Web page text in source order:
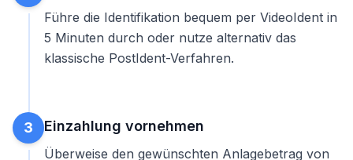
Führe die Identifikation bequem per VideoIdent in
5 Minuten durch oder nutze alternativ das
klassische PostIdent-Verfahren.
3 Einzahlung vornehmen
Überweise den gewünschten Anlagebetrag von